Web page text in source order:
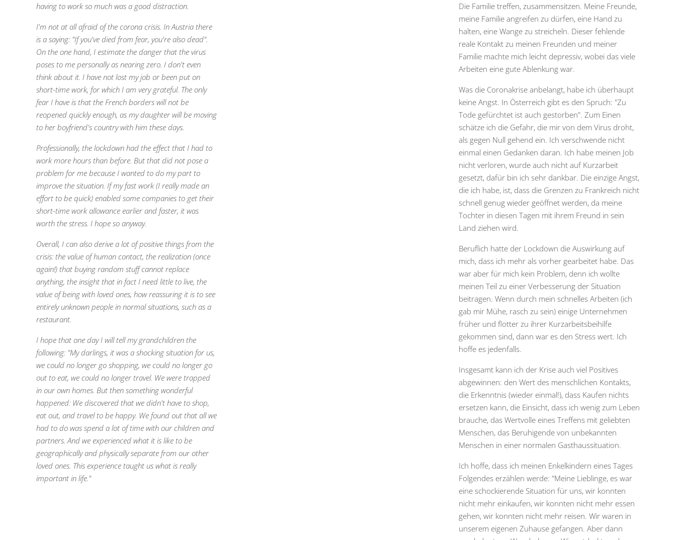
having to work so much was a good distraction.
I'm not at all afraid of the corona crisis. In Austria there
is a saying: "If you've died from fear, you're also dead".
On the one hand, I estimate the danger that the virus
poses to me personally as nearing zero. I don't even
think about it. I have not lost my job or been put on
short-time work, for which I am very grateful. The only
fear I have is that the French borders will not be
reopened quickly enough, as my daughter will be moving
to her boyfriend's country with him these days.
Professionally, the lockdown had the effect that I had to
work more hours than before. But that did not pose a
problem for me because I wanted to do my part to
improve the situation. If my fast work (I really made an
effort to be quick) enabled some companies to get their
short-time work allowance earlier and faster, it was
worth the stress. I hope so anyway.
Overall, I can also derive a lot of positive things from the
crisis: the value of human contact, the realization (once
again!) that buying random stuff cannot replace
anything, the insight that in fact I need little to live, the
value of being with loved ones, how reassuring it is to see
entirely unknown people in normal situations, such as a
restaurant.
I hope that one day I will tell my grandchildren the
following: "My darlings, it was a shocking situation for us,
we could no longer go shopping, we could no longer go
out to eat, we could no longer travel. We were trapped
in our own homes. But then something wonderful
happened: We discovered that we didn't have to shop,
eat out, and travel to be happy. We found out that all we
had to do was spend a lot of time with our children and
partners. And we experienced what it is like to be
geographically and physically separate from our other
loved ones. This experience taught us what is really
important in life."
Die Familie treffen, zusammensitzen. Meine Freunde,
meine Familie angreifen zu dürfen, eine Hand zu
halten, eine Wange zu streicheln. Dieser fehlende
reale Kontakt zu meinen Freunden und meiner
Familie machte mich leicht depressiv, wobei das viele
Arbeiten eine gute Ablenkung war.
Was die Coronakrise anbelangt, habe ich überhaupt
keine Angst. In Österreich gibt es den Spruch: "Zu
Tode gefürchtet ist auch gestorben". Zum Einen
schätze ich die Gefahr, die mir von dem Virus droht,
als gegen Null gehend ein. Ich verschwende nicht
einmal einen Gedanken daran. Ich habe meinen Job
nicht verloren, wurde auch nicht auf Kurzarbeit
gesetzt, dafür bin ich sehr dankbar. Die einzige Angst,
die ich habe, ist, dass die Grenzen zu Frankreich nicht
schnell genug wieder geöffnet werden, da meine
Tochter in diesen Tagen mit ihrem Freund in sein
Land ziehen wird.
Beruflich hatte der Lockdown die Auswirkung auf
mich, dass ich mehr als vorher gearbeitet habe. Das
war aber für mich kein Problem, denn ich wollte
meinen Teil zu einer Verbesserung der Situation
beitragen. Wenn durch mein schnelles Arbeiten (ich
gab mir Mühe, rasch zu sein) einige Unternehmen
früher und flotter zu ihrer Kurzarbeitsbeihilfe
gekommen sind, dann war es den Stress wert. Ich
hoffe es jedenfalls.
Insgesamt kann ich der Krise auch viel Positives
abgewinnen: den Wert des menschlichen Kontakts,
die Erkenntnis (wieder einmal!), dass Kaufen nichts
ersetzen kann, die Einsicht, dass ich wenig zum Leben
brauche, das Wertvolle eines Treffens mit geliebten
Menschen, das Beruhigende von unbekannten
Menschen in einer normalen Gasthaussituation.
Ich hoffe, dass ich meinen Enkelkindern eines Tages
Folgendes erzählen werde: "Meine Lieblinge, es war
eine schockierende Situation für uns, wir konnten
nicht mehr einkaufen, wir konnten nicht mehr essen
gehen, wir konnten nicht mehr reisen. Wir waren in
unserem eigenen Zuhause gefangen. Aber dann